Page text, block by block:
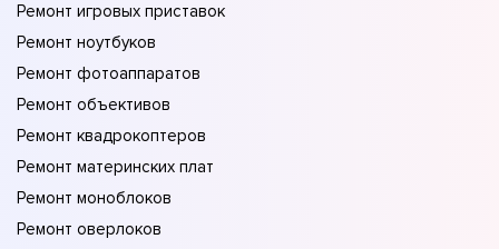
Ремонт игровых приставок
Ремонт ноутбуков
Ремонт фотоаппаратов
Ремонт объективов
Ремонт квадрокоптеров
Ремонт материнских плат
Ремонт моноблоков
Ремонт оверлоков